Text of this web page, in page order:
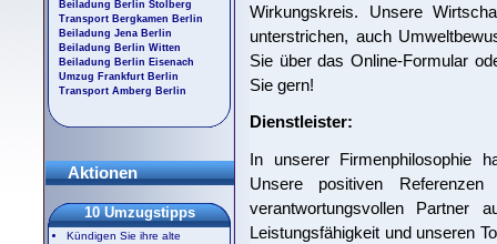
Wirkungskreis. Unsere
unterstrichen, auch
Sie über das Online-Formular
Sie gern!
Dienstleister:
In unserer Firmenphilosophie
Unsere positiven
verantwortungsvollen Partner
Leistungsfähigkeit und unseren
Beiladung Berlin Stolberg
Transport Bergkamen Berlin
Beiladung Jena Berlin
Beiladung Berlin Witten
Beiladung Berlin Eisenach
Umzug Frankfurt Berlin
Transport Amberg Berlin
Aktionen
10 Umzugstipps
Kündigen Sie ihre alte